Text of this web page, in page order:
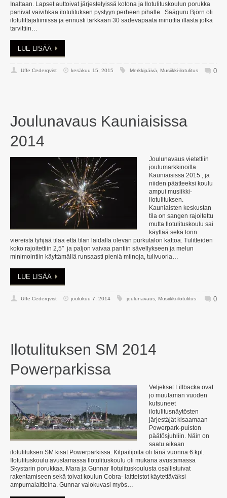
Inaltaan. Lapset auttoivat järjestelyissä kotona ja Ilotulituskoulun porukka
panivat vaivihkaa ilotulituksen pystyyn perheen pihalle. Sääguru Björn oli
ilotulittajatiimissä ja ennusti tarkkaan 30 sadevapaata minuttia illasta jotka
tarvittiin…
LUE LISÄÄ
Uffe Cederqvist kesäkuu 15, 2015 Merkkipäivä Musiikki-ilotulitus 0
Joulunavaus Kauniaisissa
2014
Joulunavaus vietettiin
joulumarkkinoilla
Kauniaisissa 2015 , ja
niiden päätteeksi koulu
ampui musiikki-
ilotulituksen.
Kauniaisten keskustan
tila on sangen rajoitettu
mutta Ilotulituskoulu sai
käyttää sekä torin
viereistä tyhjää tilaa että tilan laidalla olevan purkutalon kattoa. Tulitteiden
koko rajoitettiin 2,5″ ja paljon vaivaa pantiin sävellykseen ja melun
minimointiin käyttämällä runsaasti pieniä miinoja, tulivuoria…
LUE LISÄÄ
Uffe Cederqvist joulukuu 7, 2014 joulunavaus, Musiikki-ilotulitus 0
Ilotulituksen SM 2014
Powerparkissa
Veljekset Lillbacka ovat
jo muutaman vuoden
kutsuneet
ilotulitusnäytösten
järjestäjät kisaamaan
Powerpark-puiston
päätösjuhliin. Näin on
saatu aikaan
ilotulituksen SM kisat Powerparkissa. Kilpailijoita oli tänä vuonna 6 kpl.
Ilotulituskoulu avustamassa Ilotulituskoulu oli mukana avustamassa
Skystarin porukkaa. Mara ja Gunnar Ilotulituskoulusta osallistuivat
rakentamiseen sekä toivat koulun Cobra- laitteistot käytettäväksi
ampumalaitteina. Gunnar valokuvasi myös…